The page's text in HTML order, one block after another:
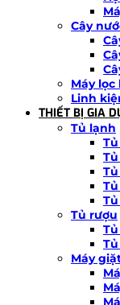
Cây
Máy
Linh
THIẾT BỊ GIA
Tủ lạnh
Tủ rượu
Máy